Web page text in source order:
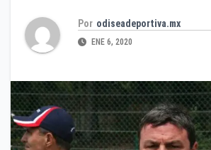
Por odiseadeportiva.mx
ENE 6, 2020